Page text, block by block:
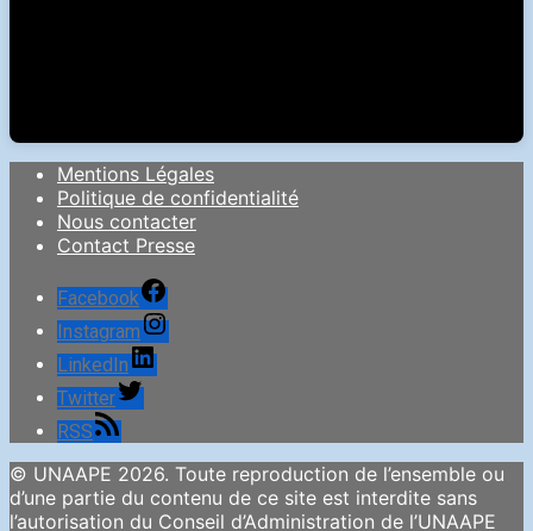
Mentions Légales
Politique de confidentialité
Nous contacter
Contact Presse
Facebook
Instagram
LinkedIn
Twitter
RSS
© UNAAPE 2026. Toute reproduction de l’ensemble ou
d’une partie du contenu de ce site est interdite sans
l’autorisation du Conseil d’Administration de l’UNAAPE